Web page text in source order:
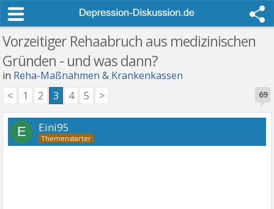
Vorzeitiger Rehaabruch aus medizinischen
Gründen - und was dann?
in Reha-Maßnahmen & Krankenkassen
69
< 1 2 3 4 5 >
E Eini95